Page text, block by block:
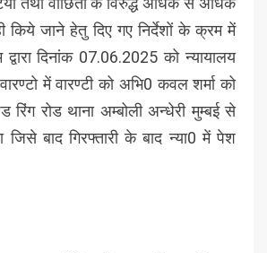
किये जाने हेतु दिए गए निर्देशों के क्रम में
द्वारा दिनांक 07.06.2025 को न्यायालय
वारण्टो में वारण्टी को अभि0 कवल शर्मा को
रिंग रोड थाना अम्बोली अन्धेरी मुम्बई से
जिसे बाद गिरफ्तारी के बाद न्या0 में पेश